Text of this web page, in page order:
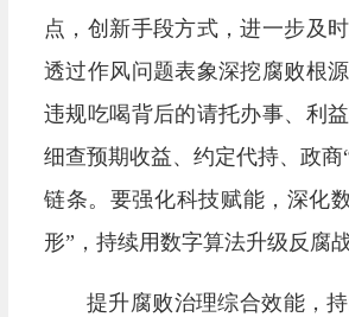
点，创新手段方式，进一步及
透过作风问题表象深挖腐败根
违规吃喝背后的请托办事、利
细查预期收益、约定代持、政
链条。要强化科技赋能，深化
形”，持续用数字算法升级反腐战
提升腐败治理综合效能，